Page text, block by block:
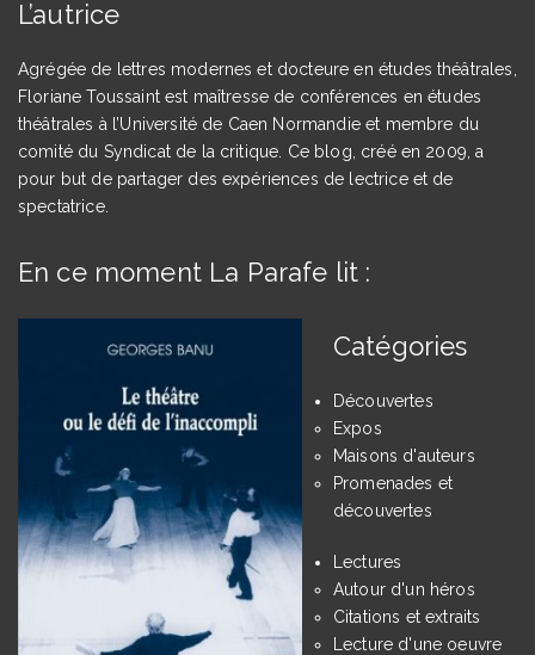
L’autrice
Agrégée de lettres modernes et docteure en études théâtrales,
Floriane Toussaint est maîtresse de conférences en études
théâtrales à l’Université de Caen Normandie et membre du
comité du Syndicat de la critique. Ce blog, créé en 2009, a
pour but de partager des expériences de lectrice et de
spectatrice.
En ce moment La Parafe lit :
Catégories
Découvertes
Expos
Maisons d'auteurs
Promenades et
découvertes
Lectures
Autour d'un héros
Citations et extraits
Lecture d'une oeuvre